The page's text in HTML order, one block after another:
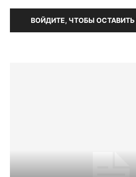
ВОЙДИТЕ, ЧТОБЫ